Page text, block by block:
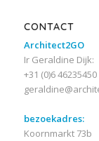
CONTACT
Architect2GO
Ir Geraldine Dijk:
+31 (0)6 46235450
bezoekadres:
Koornmarkt 73b